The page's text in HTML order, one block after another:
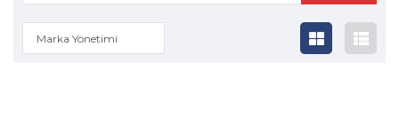
Marka Yönetimi